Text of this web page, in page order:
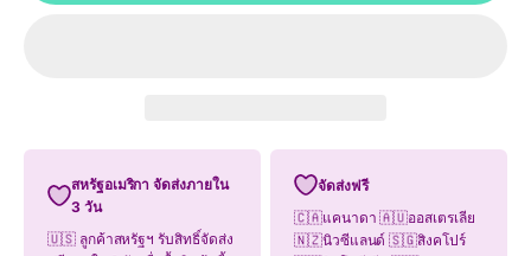
สหรัฐอเมริกา จัดส่งภายใน
3 วัน
🇺🇸 ลูกค้าสหรัฐฯ รับสิทธิ์จัดส่ง
จัดส่งฟรี
🇨🇦แคนาดา 🇦🇺ออสเตรเลีย
🇳🇿นิวซีแลนด์ 🇸🇬สิงคโปร์